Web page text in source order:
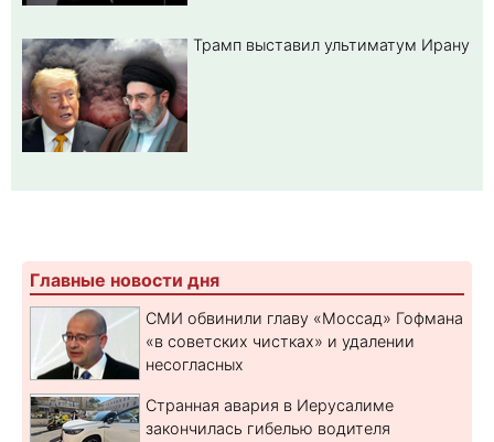
Трамп выставил ультиматум Ирану
Главные новости дня
СМИ обвинили главу «Моссад» Гофмана
«в советских чистках» и удалении
несогласных
Странная авария в Иерусалиме
закончилась гибелью водителя